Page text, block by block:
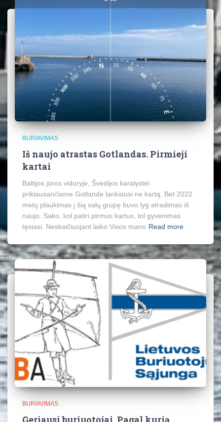
BURIAVIMAS
Iš naujo atrastas Gotlandas. Pirmieji
kartai
Baltijos jūros viduryje, Švedijos karalystei
priklausančiame Gotlande lankiausi ne kartą. Bet 2022
metų plaukimas į šią salų grupę buvo lyg atradimas iš
naujo. Sako, kol patiri pirmus kartus, tol gyvenimas
tęsiasi. Neskaičiuojant laiko Visos mano Read more
BURIAVIMAS
Geriausi buriuotojai. Pagal kurią